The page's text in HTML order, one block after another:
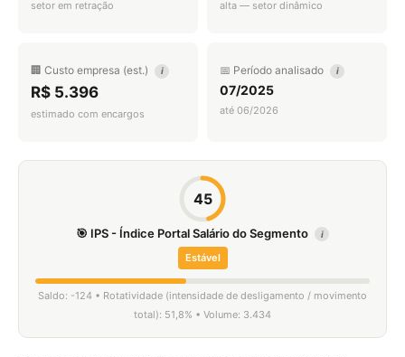
setor em retração alta — setor dinâmico
🏢 Custo empresa (est.) i
R$ 5.396
estimado com encargos
📅 Período analisado i
07/2025
até 06/2026
45
🎯 IPS - Índice Portal Salário do Segmento i
Estável
Saldo: -124 • Rotatividade (intensidade de desligamento / movimento
total): 51,8% • Volume: 3.434